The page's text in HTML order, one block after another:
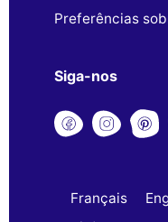
Preferências
Siga-nos
Français